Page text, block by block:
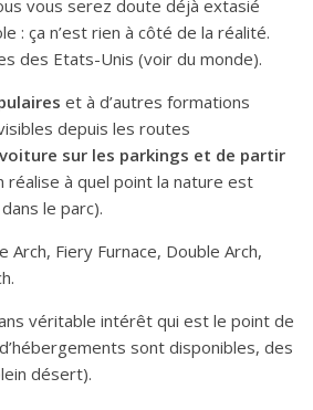
vous serez doute déjà extasié
: ça n’est rien à côté de la réalité.
des Etats-Unis (voir du monde).
et à d’autres formations
depuis les routes
sur les parkings et de partir
réalise à quel point la nature est
le parc).
Arch, Fiery Furnace, Double Arch,
véritable intérêt qui est le point de
sont disponibles, des
désert).